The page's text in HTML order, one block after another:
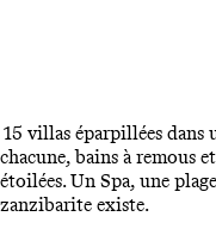
15 villas éparpillées
chacune, bains à remous
étoilées. Un Spa, une
zanzibarite existe.